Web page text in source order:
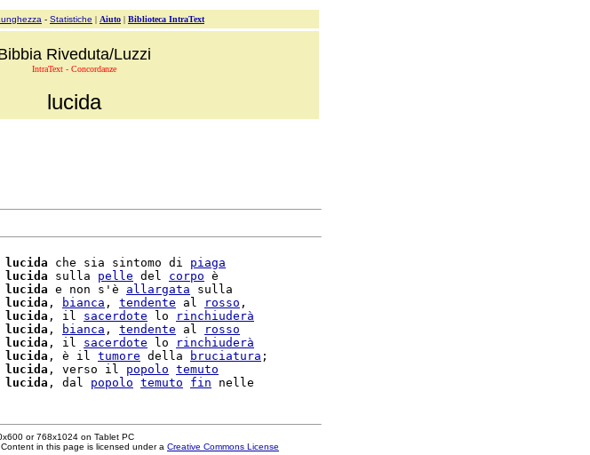
- Statistiche | Aiuto | Biblioteca IntraText
Riveduta/Luzzi
IntraText - Concordanze
lucida
lucida che sia sintomo di piaga
lucida sulla pelle del corpo è
lucida e non s'è allargata sulla
lucida , bianca , tendente al rosso ,
lucida , il sacerdote lo
rinchiuderà
lucida , bianca , tendente al
rosso
lucida , il sacerdote lo
rinchiuderà
lucida , è il tumore della bruciatura ;
lucida , verso il popolo temuto
lucida , dal popolo temuto fin
or 768x1024 on Tablet PC
in this page is licensed under a Creative Commons License